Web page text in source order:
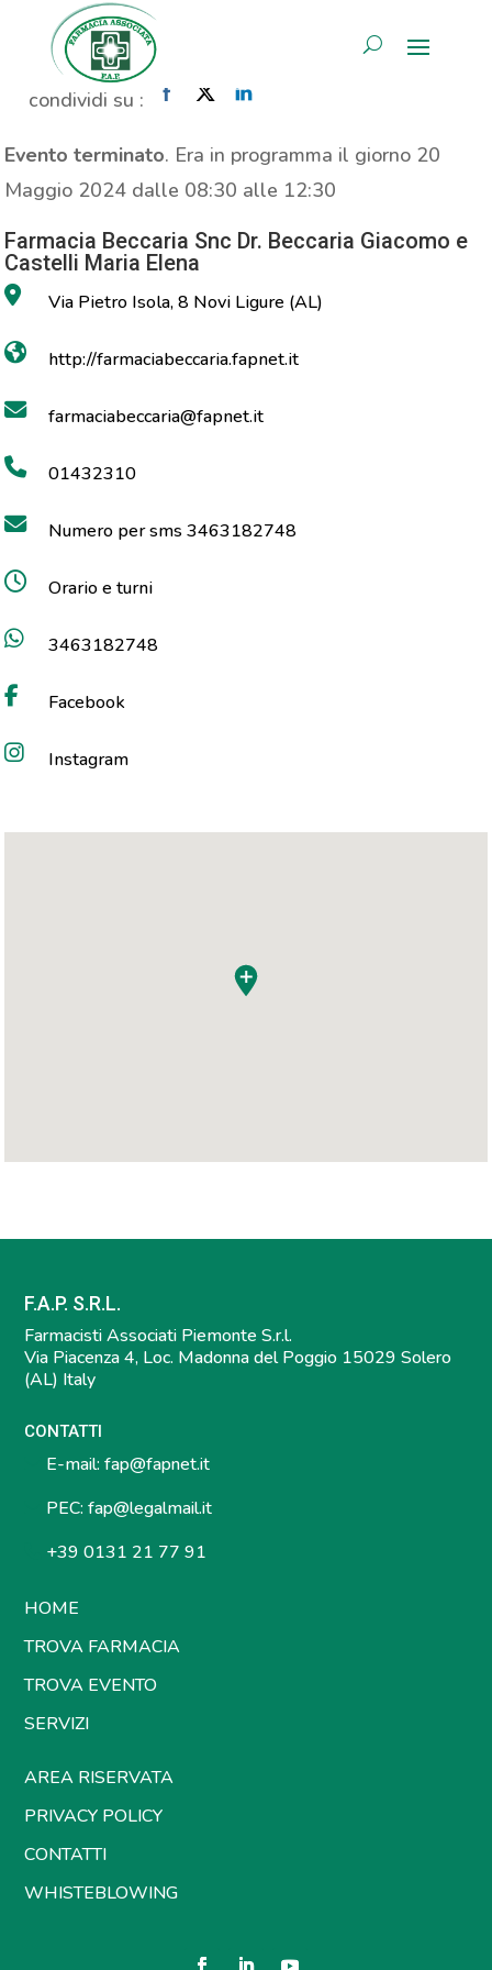
AREA RISERVATA
Propaganda Allgasan
Home» Evento» Propaganda Allgasan
condividi su :
Evento terminato. Era in programma il giorno 20
Maggio 2024 dalle 08:30 alle 12:30
Farmacia Beccaria Snc Dr. Beccaria Giacomo e
Castelli Maria Elena
Via Pietro Isola, 8 Novi Ligure (AL)
http://farmaciabeccaria.fapnet.it
farmaciabeccaria@fapnet.it
01432310
Numero per sms 3463182748
Orario e turni
3463182748
Facebook
Instagram
F.A.P. S.R.L.
Farmacisti Associati Piemonte S.r.l.
Via Piacenza 4, Loc. Madonna del Poggio 15029 Solero
(AL) Italy
CONTATTI
E-mail: fap@fapnet.it
PEC: fap@legalmail.it
+39 0131 21 77 91
HOME
TROVA FARMACIA
TROVA EVENTO
SERVIZI
AREA RISERVATA
PRIVACY POLICY
CONTATTI
WHISTEBLOWING